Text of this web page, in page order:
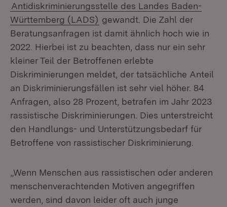
Antidiskriminierungsstelle des Landes Baden-
Württemberg (LADS) gewandt. Die Zahl der
Beratungsanfragen ist damit ähnlich hoch wie in
2022. Hierbei ist zu beachten, dass nur ein sehr
kleiner Teil der Betroffenen erlebte
Diskriminierungen meldet, der tatsächliche Anteil
an Diskriminierungsfällen ist sehr viel höher. 84
Anfragen, also 28 Prozent, betrafen im Jahr 2023
rassistische Diskriminierungen. Dies unterstreicht
den Handlungs- und Unterstützungsbedarf für
Betroffene von rassistischer Diskriminierung.
„Wenn Menschen aus rassistischen oder anderen
menschenverachtenden Motiven angegriffen
werden, sind davon leider oft auch junge